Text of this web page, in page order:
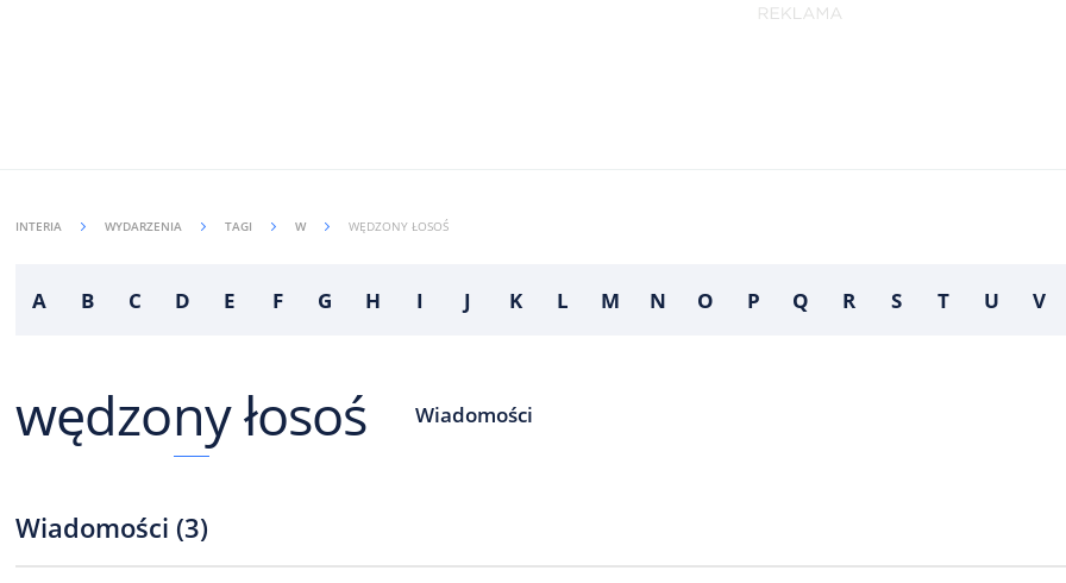
INTERIA WYDARZENIA TAGI W WĘDZONY ŁOSOŚ
A B C D E F G H I J K L M N O P Q R S T U V
wędzony łosoś Wiadomości
Wiadomości (3)